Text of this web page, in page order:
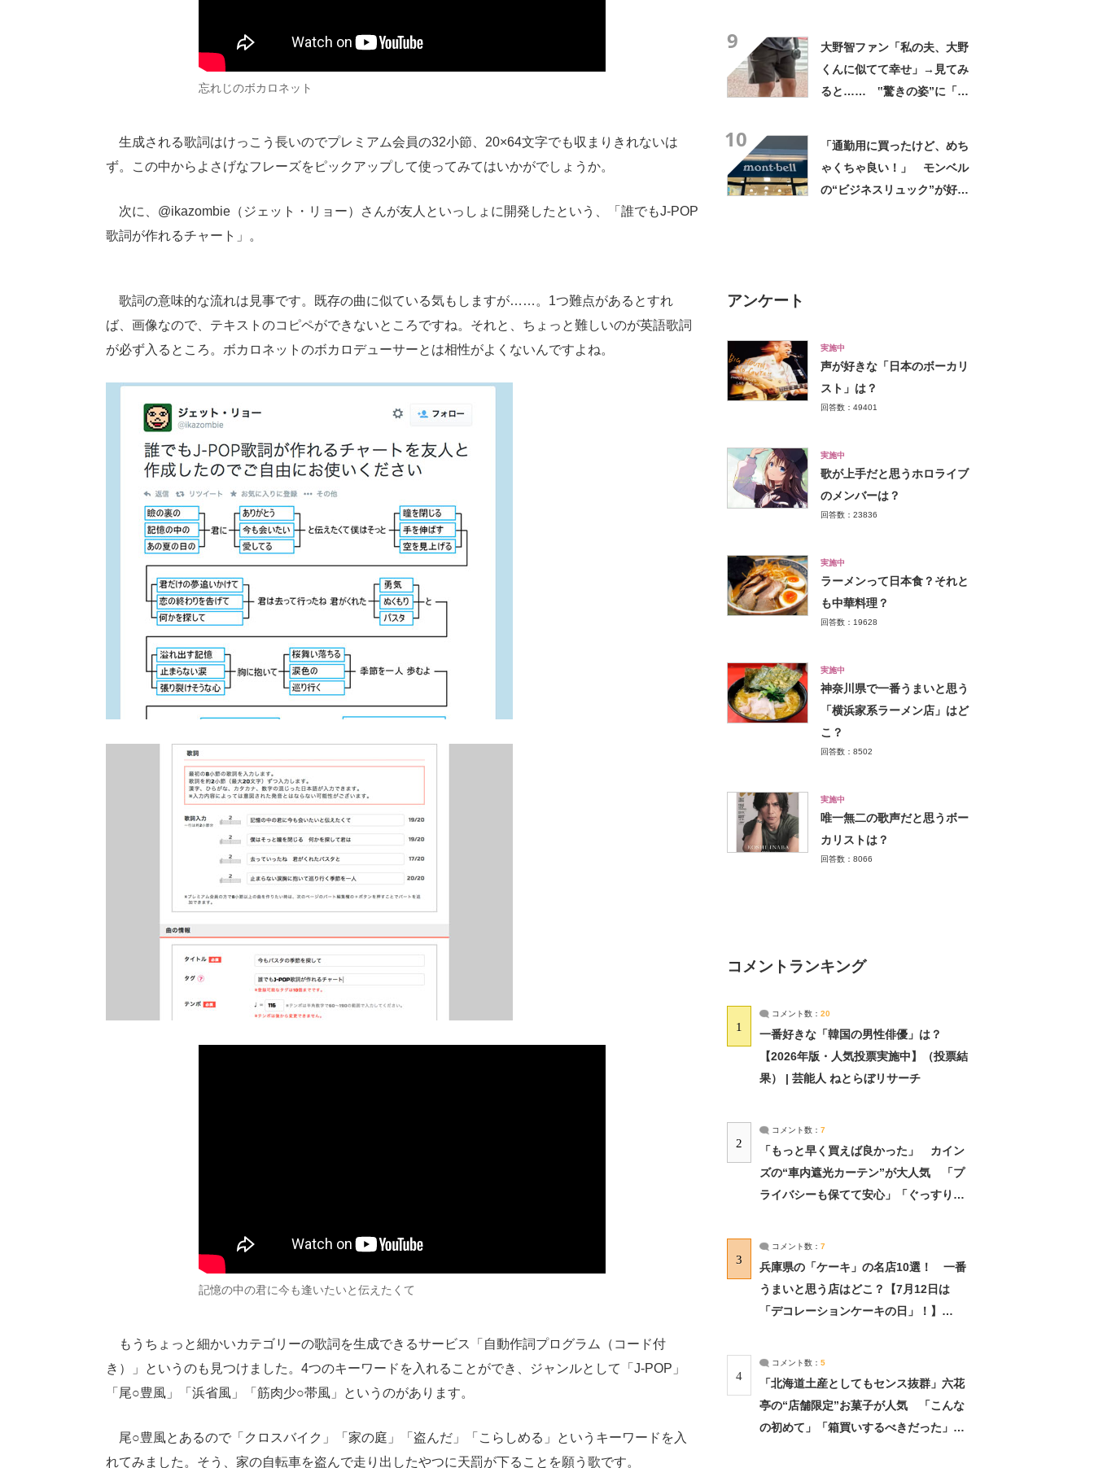
忘れじのボカロネット
生成される歌詞はけっこう長いのでプレミアム会員の32小節、20×64文字でも収まりきれないは
ず。この中からよさげなフレーズをピックアップして使ってみてはいかがでしょうか。
次に、@ikazombie（ジェット・リョー）さんが友人といっしょに開発したという、「誰でもJ-POP
歌詞が作れるチャート」。
歌詞の意味的な流れは見事です。既存の曲に似ている気もしますが……。1つ難点があるとすれ
ば、画像なので、テキストのコピペができないところですね。それと、ちょっと難しいのが英語歌詞
が必ず入るところ。ボカロネットのボカロデューサーとは相性がよくないんですよね。
記憶の中の君に今も逢いたいと伝えたくて
もうちょっと細かいカテゴリーの歌詞を生成できるサービス「自動作詞プログラム（コード付
き）」というのも見つけました。4つのキーワードを入れることができ、ジャンルとして「J-POP」
「尾○豊風」「浜省風」「筋肉少○帯風」というのがあります。
尾○豊風とあるので「クロスバイク」「家の庭」「盗んだ」「こらしめる」というキーワードを入
れてみました。そう、家の自転車を盗んで走り出したやつに天罰が下ることを願う歌です。
9
大野智ファン「私の夫、大野
くんに似てて幸せ」→見てみ
ると…… ‟驚きの姿”に「最
10
「通勤用に買ったけど、めち
ゃくちゃ良い！」 モンベル
の“ビジネスリュック”が好
アンケート
実施中
声が好きな「日本のボーカリ
スト」は？
回答数：49401
実施中
歌が上手だと思うホロライブ
のメンバーは？
回答数：23836
実施中
ラーメンって日本食？それと
も中華料理？
回答数：19628
実施中
神奈川県で一番うまいと思う
「横浜家系ラーメン店」はど
こ？
回答数：8502
実施中
唯一無二の歌声だと思うボー
カリストは？
回答数：8066
コメントランキング
1
コメント数： 20
一番好きな「韓国の男性俳優」は？
【2026年版・人気投票実施中】（投票結
果） | 芸能人 ねとらぼリサーチ
2
コメント数： 7
「もっと早く買えば良かった」 カイン
ズの“車内遮光カーテン”が大人気 「プ
ライバシーも保てて安心」「ぐっすり眠
3
コメント数： 7
兵庫県の「ケーキ」の名店10選！ 一番
うまいと思う店はどこ？【7月12日は
「デコレーションケーキの日」！】
4
コメント数： 5
「北海道土産としてもセンス抜群」六花
亭の“店舗限定”お菓子が人気 「こんな
の初めて」「箱買いするべきだった」